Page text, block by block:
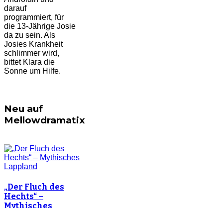
darauf
programmiert, für
die 13-Jährige Josie
da zu sein. Als
Josies Krankheit
schlimmer wird,
bittet Klara die
Sonne um Hilfe.
Neu auf
Mellowdramatix
„Der Fluch des
Hechts“ –
Mythisches